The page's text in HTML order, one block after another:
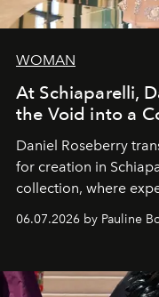
WOMAN
At Schiaparelli,
the Void into a
Daniel Roseberry
for creation in
collection, where
exceptional
fashion, sculpture,
06.07.2026 by Pauline